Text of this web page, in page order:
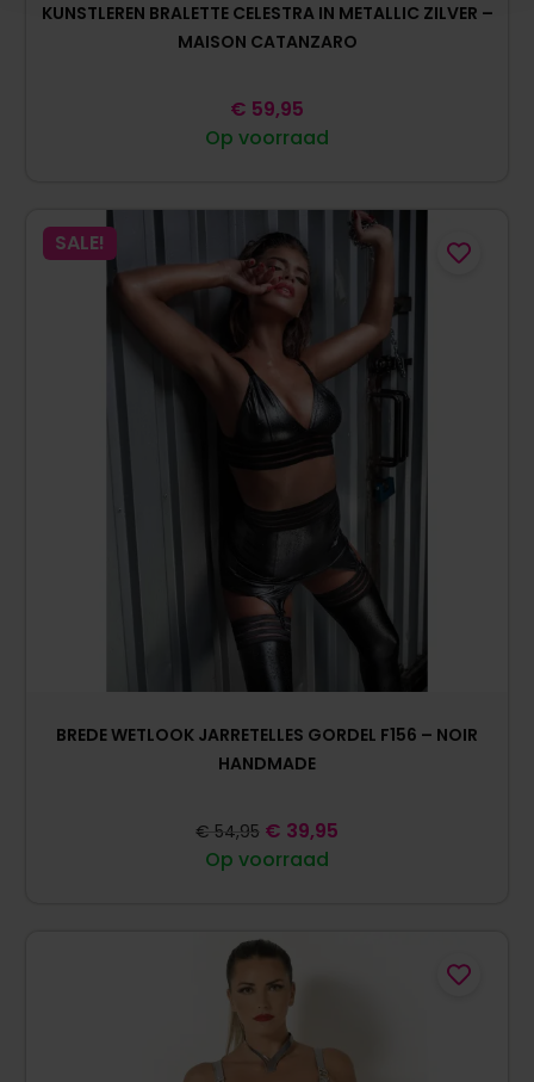
KUNSTLEREN BRALETTE CELESTRA IN METALLIC ZILVER –
MAISON CATANZARO
Op voorraad
€ 59,95
SALE!
BREDE WETLOOK JARRETELLES GORDEL F156 – NOIR
HANDMADE
Op voorraad
€ 54,95 € 39,95